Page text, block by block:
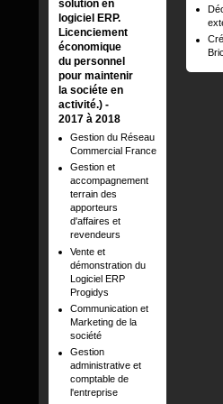
solution en
logiciel ERP.
Licenciement
économique
du personnel
pour maintenir
la sociéte en
activité.)
2017 à 2018
Gestion du Réseau
Commercial France
Gestion et
accompagnement
terrain des
apporteurs
d'affaires et
revendeurs
Vente et
démonstration du
Logiciel ERP
Progidys
Communication et
Marketing de la
société
Gestion
administrative et
comptable de
l'entreprise